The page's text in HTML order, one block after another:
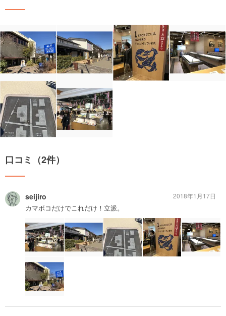
口コミ（2件）
seijiro
カマボコだけでこれだけ！立派。
2018年1月17日